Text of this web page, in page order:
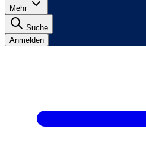
Mehr
Suche
Anmelden